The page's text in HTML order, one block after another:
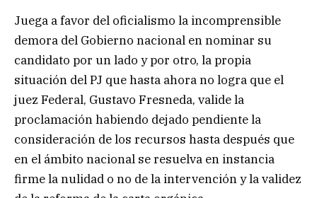
Juega a favor del oficialismo la incomprensible
demora del Gobierno nacional en nominar su
candidato por un lado y por otro, la propia
situación del PJ que hasta ahora no logra que el
juez Federal, Gustavo Fresneda, valide la
proclamación habiendo dejado pendiente la
consideración de los recursos hasta después que
en el ámbito nacional se resuelva en instancia
firme la nulidad o no de la intervención y la validez